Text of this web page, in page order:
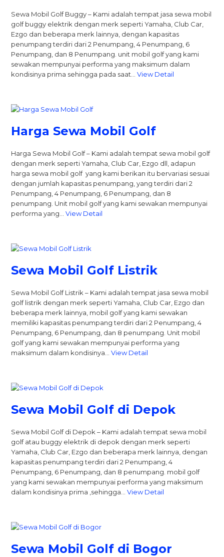
Sewa Mobil Golf Buggy – Kami adalah tempat jasa sewa mobil
golf buggy elektrik dengan merk seperti Yamaha, Club Car,
Ezgo dan beberapa merk lainnya, dengan kapasitas
penumpang terdiri dari 2 Penumpang, 4 Penumpang, 6
Penumpang, dan 8 Penumpang. unit mobil golf yang kami
sewakan mempunyai performa yang maksimum dalam
kondisinya prima sehingga pada saat…View Detail
Harga Sewa Mobil Golf
Harga Sewa Mobil Golf – Kami adalah tempat sewa mobil golf
dengan merk seperti Yamaha, Club Car, Ezgo dll, adapun
harga sewa mobil golf yang kami berikan itu bervariasi sesuai
dengan jumlah kapasitas penumpang, yang terdiri dari 2
Penumpang, 4 Penumpang, 6 Penumpang, dan 8
penumpang. Unit mobil golf yang kami sewakan mempunyai
performa yang…View Detail
Sewa Mobil Golf Listrik
Sewa Mobil Golf Listrik – Kami adalah tempat jasa sewa mobil
golf listrik dengan merk seperti Yamaha, Club Car, Ezgo dan
beberapa merk lainnya, mobil golf yang kami sewakan
memiliki kapasitas penumpang terdiri dari 2 Penumpang, 4
Penumpang, 6 Penumpang, dan 8 penumpang. Unit mobil
golf yang kami sewakan mempunyai performa yang
maksimum dalam kondisinya…View Detail
Sewa Mobil Golf di Depok
Sewa Mobil Golf di Depok – Kami adalah tempat sewa mobil
golf atau buggy elektrik di depok dengan merk seperti
Yamaha, Club Car, Ezgo dan beberapa merk lainnya, dengan
kapasitas penumpang terdiri dari 2 Penumpang, 4
Penumpang, 6 Penumpang, dan 8 penumpang. mobil golf
yang kami sewakan mempunyai performa yang maksimum
dalam kondisinya prima ,sehingga…View Detail
Sewa Mobil Golf di Bogor